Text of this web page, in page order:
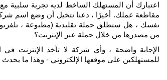
اعتبارك أن المستهلك الساخط لديه تجربة سلبية
مقاطعة عملك. أخيرًا ، دعنا نتخيل أن وضع اسم
نفسك ، هل ستطلق حملة تقليدية (مطبوعة ،
من مصدرها من خلال حملة عبر الإنترنت؟
الإجابة واضحة ، وأي شركة لا تأخذ الإنترنت في
للمستهلكين على موقعها الإلكتروني - وهذا ما